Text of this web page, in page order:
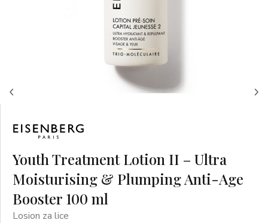
Youth Treatment Lotion II – Ultra
Moisturising & Plumping Anti-Age
Booster 100 ml
Losion za lice